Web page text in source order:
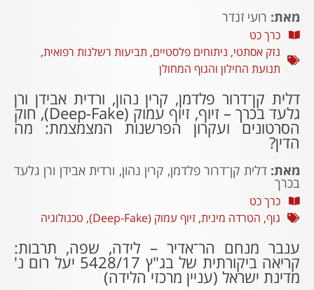
מאת: רועי זנדר
כרך כט
נזק אסתטי, ניתוחים פלסטיים, תביעות רשלנות רפואית,
תנועת החילון והגוף המחולן
דלית קן־דרור פלדמן, קרין נהון, ורדית אבידן ורן
גלעד בכרך – זיוף, זיוף עמוק (Deep-Fake), חוק
הסרטונים ועקרון הפרשנות המצמצמת: מה
הדין?
מאת:דלית קן־דרור פלדמן, קרין נהון, ורדית אבידן ורן גלעד
בכרך
כרך כט
גוף, הטרדה מינית, זיוף עמוק (Deep-Fake) , טכנולוגיה
ענבר מנחם הר־אדיר – לידה, שפה, תרבות:
קריאה ביקורתית של בג"ץ 5428/17 יעל רום נ'
מדינת ישראל (עניין מרכזי הלידה)